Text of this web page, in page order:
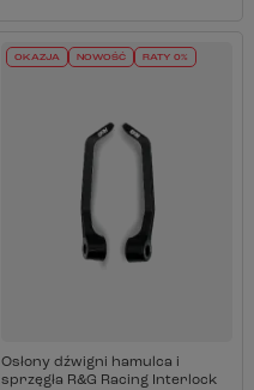
OKAZJA NOWOŚĆ RATY 0%
Osłony dźwigni hamulca i
sprzęgła R&G Racing Interlock